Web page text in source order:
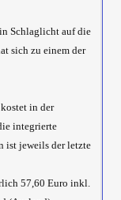
Schlaglicht auf die
sich zu einem der
in der
integrierte
ist jeweils der letzte
57,60 Euro inkl.